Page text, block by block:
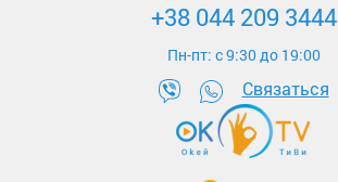
+38 044 209 3444
Пн-пт: c 9:30 до 19:00
Связаться